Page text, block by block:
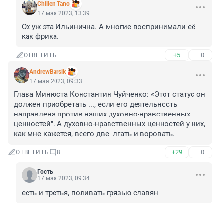
Chillen Tano
17 мая 2023, 13:39
Ох уж эта Ильинична. А многие воспринимали её
как фрика.
ОТВЕТИТЬ +5 –0
AndrewBarsik
17 мая 2023, 09:33
Глава Минюста Константин Чуйченко: «Этот статус он
должен приобретать ..., если его деятельность
направлена против наших духовно-нравственных
ценностей". А духовно-нравственных ценностей у них,
как мне кажется, всего две: лгать и воровать.
ОТВЕТИТЬ 8 +29 –0
Гость
17 мая 2023, 09:34
есть и третья, поливать грязью славян